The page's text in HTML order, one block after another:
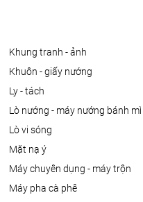
khung tranh - ảnh
khuôn - giấy nướng
ly - tách
lò nướng - máy nướng bánh mì
lò vi sóng
mặt nạ ý
máy chuyên dụng - máy trộn
máy pha cà phê